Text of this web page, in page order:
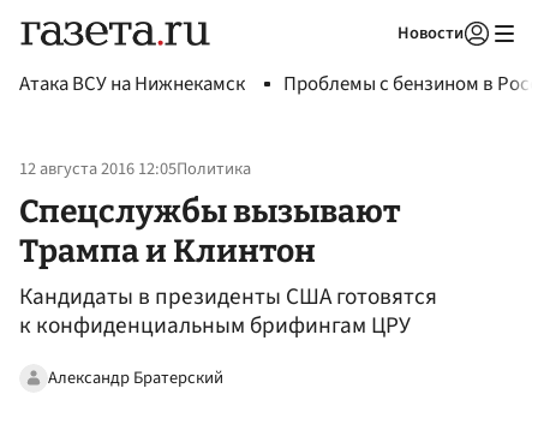
Новости
Атака ВСУ на Нижнекамск Проблемы с бензином в
12 августа 2016 12:05Политика
Спецслужбы вызывают
Трампа и Клинтон
Кандидаты в президенты США готовятся
к конфиденциальным брифингам ЦРУ
Александр Братерский